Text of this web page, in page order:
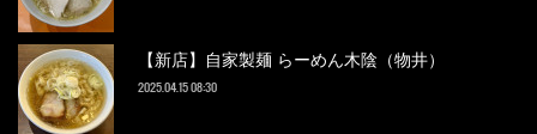
【新店】自家製麺 らーめん木陰（物井）
2025.04.15 08:30